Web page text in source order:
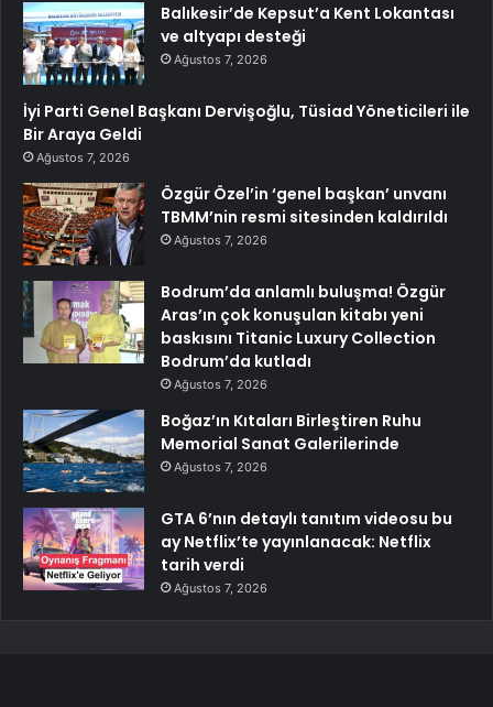
Balıkesir’de Kepsut’a Kent Lokantası
ve altyapı desteği
Ağustos 7, 2026
İyi Parti Genel Başkanı Dervişoğlu, Tüsiad Yöneticileri ile
Bir Araya Geldi
Ağustos 7, 2026
Özgür Özel’in ‘genel başkan’ unvanı
TBMM’nin resmi sitesinden kaldırıldı
Ağustos 7, 2026
Bodrum’da anlamlı buluşma! Özgür
Aras’ın çok konuşulan kitabı yeni
baskısını Titanic Luxury Collection
Bodrum’da kutladı
Ağustos 7, 2026
Boğaz’ın Kıtaları Birleştiren Ruhu
Memorial Sanat Galerilerinde
Ağustos 7, 2026
GTA 6’nın detaylı tanıtım videosu bu
ay Netflix’te yayınlanacak: Netflix
tarih verdi
Ağustos 7, 2026